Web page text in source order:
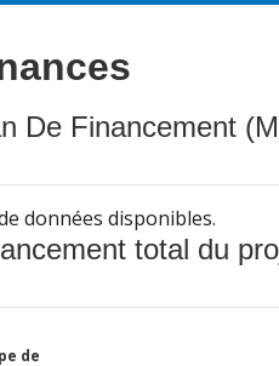
De Financement
données disponibles.
total du
de